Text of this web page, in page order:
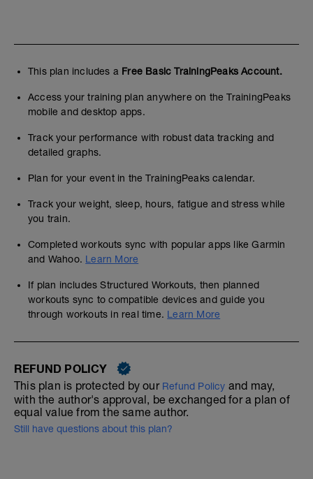
This plan includes a Free Basic TrainingPeaks Account.
Access your training plan anywhere on the TrainingPeaks
mobile and desktop apps.
Track your performance with robust data tracking and
detailed graphs.
Plan for your event in the TrainingPeaks calendar.
Track your weight, sleep, hours, fatigue and stress while
you train.
Completed workouts sync with popular apps like Garmin
and Wahoo. Learn More
If plan includes Structured Workouts, then planned
workouts sync to compatible devices and guide you
through workouts in real time. Learn More
REFUND POLICY
This plan is protected by our Refund Policy and may,
with the author's approval, be exchanged for a plan of
equal value from the same author.
Still have questions about this plan?